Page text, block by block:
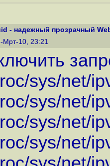
- надежный прозрачный
Мрт-10, 23:21
sys/net/
sys/net/
sys/net/
sys/net/